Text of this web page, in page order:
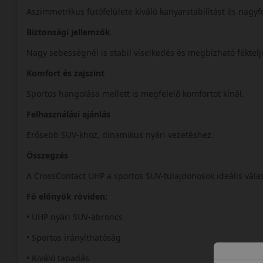
Aszimmetrikus futófelülete kiváló kanyarstabilitást és
Biztonsági jellemzők
Nagy sebességnél is stabil viselkedés és megbízható
Komfort és zajszint
Sportos hangolása mellett is megfelelő komfortot kínál.
Felhasználási ajánlás
Erősebb SUV-khoz, dinamikus nyári vezetéshez.
Összegzés
A CrossContact UHP a sportos SUV-tulajdonosok ideális
Fő előnyök röviden:
• UHP nyári SUV-abroncs
• Sportos irányíthatóság
• Kiváló tapadás